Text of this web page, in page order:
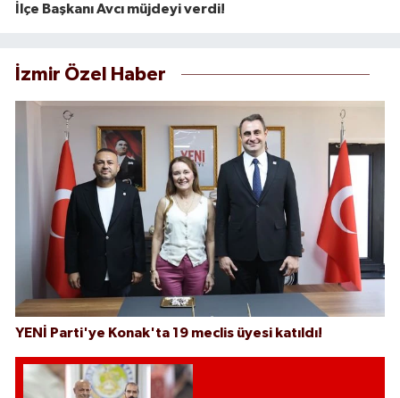
İlçe Başkanı Avcı müjdeyi verdi!
İzmir Özel Haber
YENİ Parti'ye Konak'ta 19 meclis üyesi katıldı!